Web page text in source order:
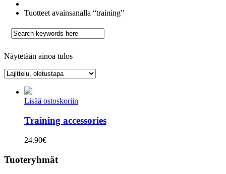
Tuotteet avainsanalla “training”
Näytetään ainoa tulos
Lisää ostoskoriin
Training accessories
24.90€
Tuoteryhmät